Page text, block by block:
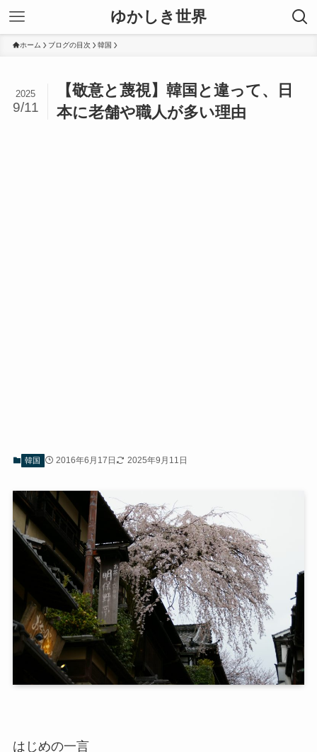
ゆかしき世界
ホーム ブログの目次 韓国
【敬意と蔑視】韓国と違って、日
本に老舗や職人が多い理由
2025
9/11
韓国 2016年6月17日 2025年9月11日
はじめの一言